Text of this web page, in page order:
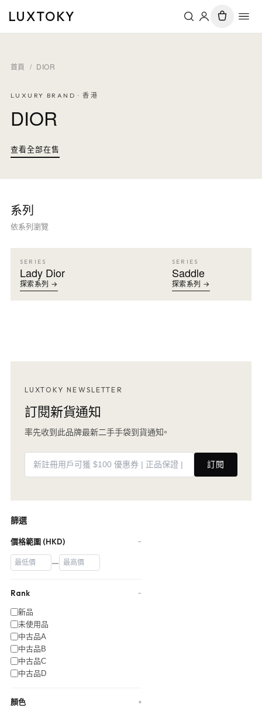
LUXTOKY
首頁 / DIOR
LUXURY BRAND · 香港
DIOR
查看全部在售
系列
依系列瀏覽
SERIES
Lady Dior
探索系列 →
SERIES
Saddle
探索系列 →
LUXTOKY NEWSLETTER
訂閱新貨通知
率先收到此品牌最新二手手袋到貨通知。
訂閱
篩選
價格範圍 (HKD) −
—
Rank −
新品
未使用品
中古品A
中古品B
中古品C
中古品D
顏色 +